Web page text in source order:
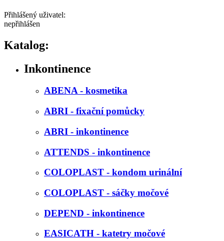
Přihlášený uživatel:
nepřihlášen
Katalog:
Inkontinence
ABENA - kosmetika
ABRI - fixační pomůcky
ABRI - inkontinence
ATTENDS - inkontinence
COLOPLAST - kondom urinální
COLOPLAST - sáčky močové
DEPEND - inkontinence
EASICATH - katetry močové